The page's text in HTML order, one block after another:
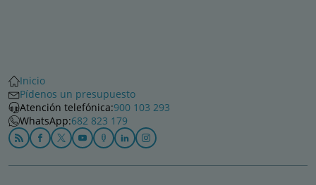
Inicio
Pídenos un presupuesto
Atención telefónica:900 103 293
WhatsApp:682 823 179